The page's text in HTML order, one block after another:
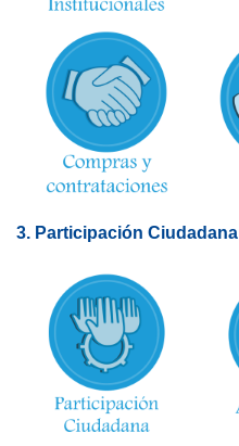
3. Participación Ciudadana